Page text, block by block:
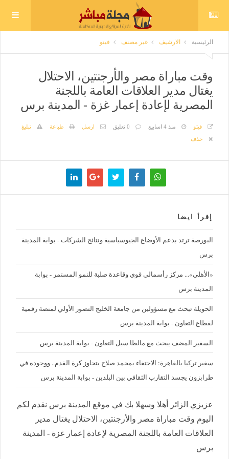
الرئيسية الارشيف غير مصنف فيتو
وقت مباراة مصر والأرجنتين، الاحتلال
يغتال مدير العلاقات العامة باللجنة
المصرية لإعادة إعمار غزة - المدينة برس
فيتو منذ 4 اسابيع 0 تعليق ارسل طباعة
تبليغ
حذف
إقرأ ايضا
البورصة ترتد بدعم الأوضاع الجيوسياسية ونتائج الشركات - بوابة المدينة
برس
«الأهلي»... مركز رأسمالي قوي وقاعدة صلبة للنمو المستمر - بوابة
المدينة برس
الحويلة تبحث مع مسؤولين من جامعة الخليج التصور الأولي لمنصة رقمية
لقطاع التعاون - بوابة المدينة برس
السفير المضف يبحث مع مالطا سبل التعاون - بوابة المدينة برس
سفير تركيا بالقاهرة: الاحتفاء بمحمد صلاح يتجاوز كرة القدم.. ووجوده في
طرابزون يجسد التقارب الثقافي بين البلدين - بوابة المدينة برس
عزيزي الزائر أهلا وسهلا بك في موقع المدينة برس نقدم لكم
اليوم وقت مباراة مصر والأرجنتين، الاحتلال يغتال مدير
العلاقات العامة باللجنة المصرية لإعادة إعمار غزة - المدينة
برس